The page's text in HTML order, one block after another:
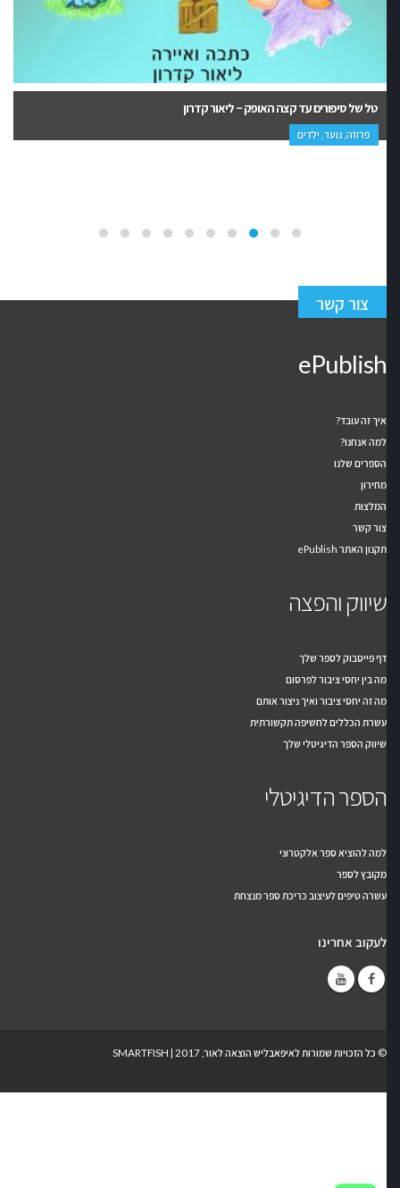
הנולה – מעיין מואטי
נוער, ספרי ביכורים
צור קשר
ePublish
איך זה עובד?
למה אנחנו?
הספרים שלנו
מחירון
המלצות
צור קשר
תקנון האתר ePublish
שיווק והפצה
דף פייסבוק לספר שלך
מה בין יחסי ציבור לפרסום
מה זה יחסי ציבור ואיך ניצור אותם
עשרת הכללים לחשיפה תקשורתית
שיווק הספר הדיגיטלי שלך
הספר הדיגיטלי
למה להוציא ספר אלקטרוני
מקובץ לספר
עשרה טיפים לעיצוב כריכת ספר מנצחת
לעקוב אחרינו
© כל הזכויות שמורות לאיפאבליש הוצאה לאור, 2017 | SMARTFISH